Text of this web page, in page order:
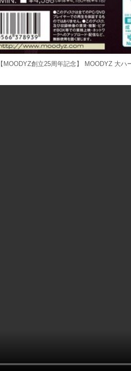
【MOODYZ創立25周年記念】 MOODYZ 大